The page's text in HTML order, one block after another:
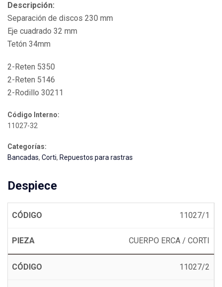
Descripción:
Separación de discos 230 mm
Eje cuadrado 32 mm
Tetón 34mm
2-Reten 5350
2-Reten 5146
2-Rodillo 30211
Código Interno:
11027-32
Categorías:
Bancadas, Corti, Repuestos para rastras
Despiece
11027/1
CUERPO ERCA / CORTI
11027/2